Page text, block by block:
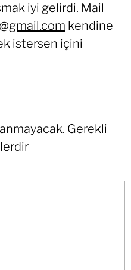
iyi gelirdi. Mail
kendine
istersen içini
Gerekli